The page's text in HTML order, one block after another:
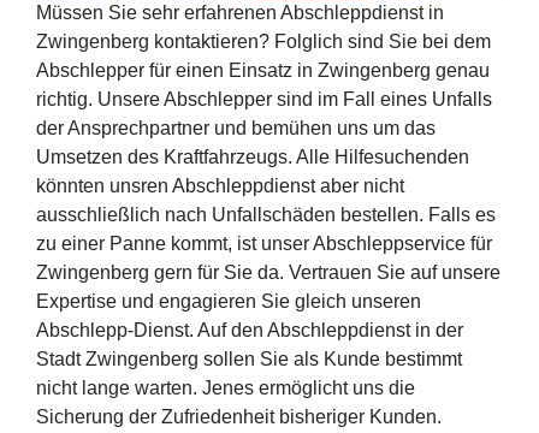
Müssen Sie sehr erfahrenen Abschleppdienst in
Zwingenberg kontaktieren? Folglich sind Sie bei dem
Abschlepper für einen Einsatz in Zwingenberg genau
richtig. Unsere Abschlepper sind im Fall eines Unfalls
der Ansprechpartner und bemühen uns um das
Umsetzen des Kraftfahrzeugs. Alle Hilfesuchenden
könnten unsren Abschleppdienst aber nicht
ausschließlich nach Unfallschäden bestellen. Falls es
zu einer Panne kommt, ist unser Abschleppservice für
Zwingenberg gern für Sie da. Vertrauen Sie auf unsere
Expertise und engagieren Sie gleich unseren
Abschlepp-Dienst. Auf den Abschleppdienst in der
Stadt Zwingenberg sollen Sie als Kunde bestimmt
nicht lange warten. Jenes ermöglicht uns die
Sicherung der Zufriedenheit bisheriger Kunden.